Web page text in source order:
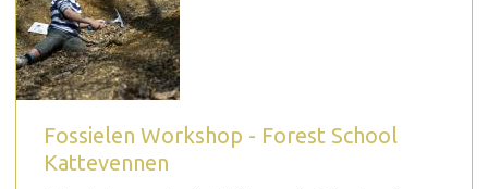
Fossielen Workshop - Forest School
Kattevennen